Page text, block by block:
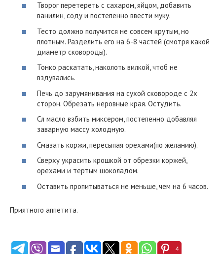
Творог перетереть с сахаром, яйцом, добавить
ванилин, соду и постепенно ввести муку.
Тесто должно получится не совсем крутым, но
плотным. Разделить его на 6-8 частей (смотря какой
диаметр сковороды).
Тонко раскатать, наколоть вилкой, чтоб не
вздувались.
Печь до зарумянивания на сухой сковороде с 2х
сторон. Обрезать неровные края. Остудить.
Сл масло взбить миксером, постепенно добавляя
заварную массу холодную.
Смазать коржи, пересыпая орехами(по желанию).
Сверху украсить крошкой от обрезки коржей,
орехами и тертым шоколадом.
Оставить пропитываться не меньше, чем на 6 часов.
Приятного аппетита.
4